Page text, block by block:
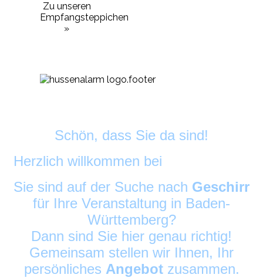
Zu unseren
Empfangsteppichen
»
Schön, dass Sie da sind!
Herzlich willkommen bei
Sie sind auf der Suche nach Geschirr
für Ihre Veranstaltung in Baden-
Württemberg?
Dann sind Sie hier genau richtig!
Gemeinsam stellen wir Ihnen, Ihr
persönliches Angebot zusammen.